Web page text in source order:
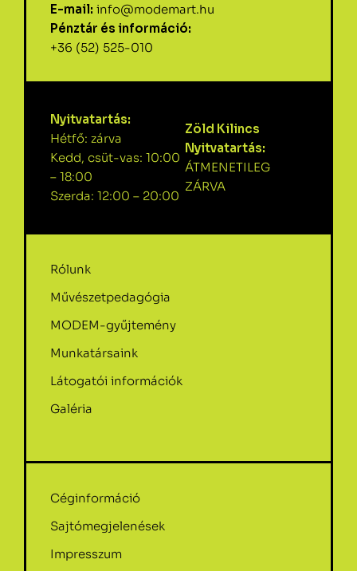
E-mail: info@modemart.hu
Pénztár és információ:
+36 (52) 525-010
Nyitvatartás:
Hétfő: zárva
Kedd, csüt-vas: 10:00
– 18:00
Szerda: 12:00 – 20:00
Zöld Kilincs
Nyitvatartás:
ÁTMENETILEG
ZÁRVA
Rólunk
Művészetpedagógia
MODEM-gyűjtemény
Munkatársaink
Látogatói információk
Galéria
Céginformáció
Sajtómegjelenések
Impresszum